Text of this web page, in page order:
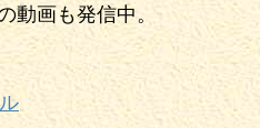
動画も発信中。